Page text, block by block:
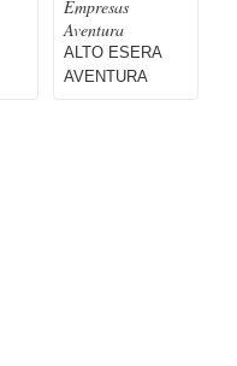
Empresas
Aventura
ALTO ESERA
AVENTURA